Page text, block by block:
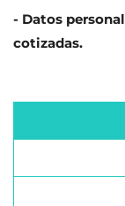
- Datos
cotizadas.